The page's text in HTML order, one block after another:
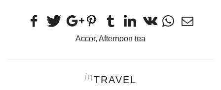
Accor, Afternoon tea
inTRAVEL